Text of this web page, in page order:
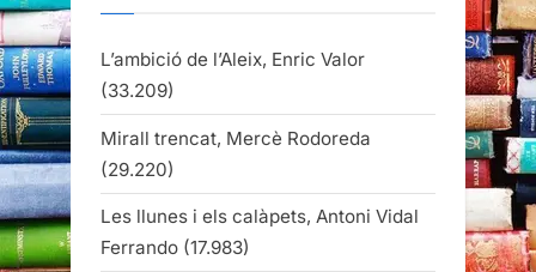
L’ambició de l’Aleix, Enric Valor
(33.209)
Mirall trencat, Mercè Rodoreda
(29.220)
Les llunes i els calàpets, Antoni Vidal
Ferrando (17.983)